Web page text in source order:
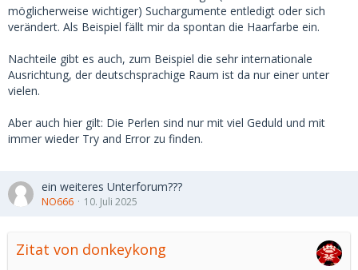
möglicherweise wichtiger) Suchargumente entledigt oder sich
verändert. Als Beispiel fällt mir da spontan die Haarfarbe ein.
Nachteile gibt es auch, zum Beispiel die sehr internationale
Ausrichtung, der deutschsprachige Raum ist da nur einer unter
vielen.
Aber auch hier gilt: Die Perlen sind nur mit viel Geduld und mit
immer wieder Try and Error zu finden.
ein weiteres Unterforum???
NO666 10. Juli 2025
Zitat von donkeykong